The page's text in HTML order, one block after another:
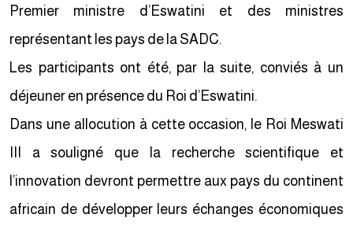
Premier ministre d’Eswatini et des ministres
représentant les pays de la SADC.
Les participants ont été, par la suite, conviés à un
déjeuner en présence du Roi d’Eswatini.
Dans une allocution à cette occasion, le Roi Meswati
III a souligné que la recherche scientifique et
l’innovation devront permettre aux pays du continent
africain de développer leurs échanges économiques